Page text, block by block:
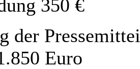
350 €
der
Euro